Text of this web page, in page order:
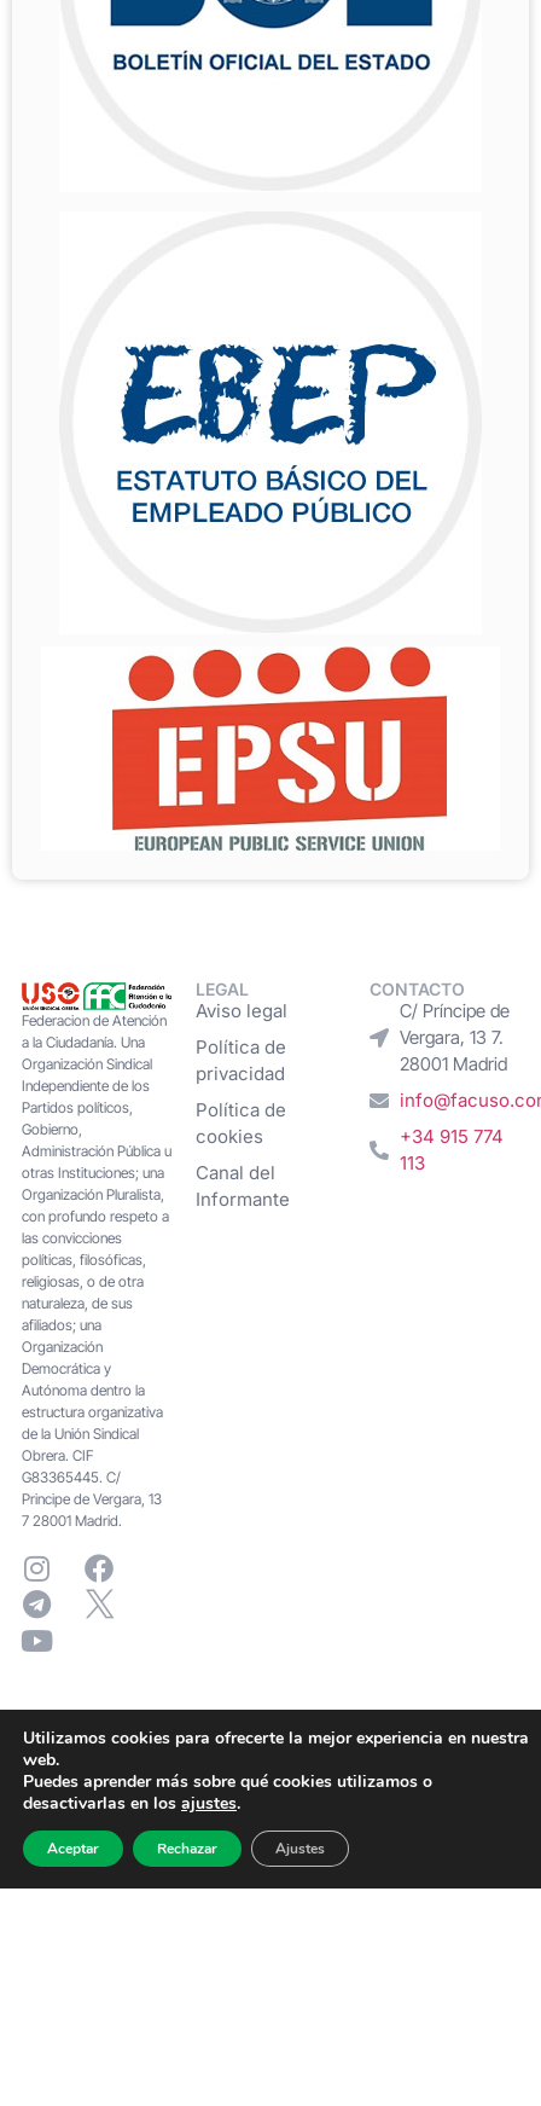
Federacion de Atención
a la Ciudadanía. Una
Organización Sindical
Independiente de los
Partidos políticos,
Gobierno,
Administración Pública u
otras Instituciones; una
Organización Pluralista,
con profundo respeto a
las convicciones
políticas, filosóficas,
religiosas, o de otra
naturaleza, de sus
afiliados; una
Organización
Democrática y
Autónoma dentro la
estructura organizativa
de la Unión Sindical
Obrera. CIF
G83365445. C/
Principe de Vergara, 13
7 28001 Madrid.
LEGAL
Aviso legal
Política de
privacidad
Política de
cookies
Canal del
Informante
CONTACTO
C/ Príncipe de
Vergara, 13 7.
28001 Madrid
+34 915 774
113
Utilizamos cookies para ofrecerte la mejor experiencia en nuestra
web.
Puedes aprender más sobre qué cookies utilizamos o
desactivarlas en los ajustes.
Aceptar Rechazar Ajustes